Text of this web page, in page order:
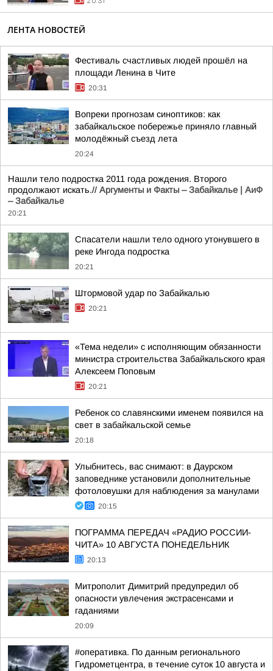
ЛЕНТА НОВОСТЕЙ
Фестиваль счастливых людей прошёл на
площади Ленина в Чите
20:31
Вопреки прогнозам синоптиков: как
забайкальское побережье приняло главный
молодёжный съезд лета
20:24
Нашли тело подростка 2011 года рождения. Второго
продолжают искать.// Аргументы и Факты – Забайкалье | АиФ
– Забайкалье
20:21
Спасатели нашли тело одного утонувшего в
реке Ингода подростка
20:21
Штормовой удар по Забайкалью
20:21
«Тема недели» с исполняющим обязанности
министра строительства Забайкальского края
Алексеем Поповым
20:21
Ребенок со славянскими именем появился на
свет в забайкальской семье
20:18
Улыбнитесь, вас снимают: в Даурском
заповеднике установили дополнительные
фотоловушки для наблюдения за манулами
20:15
ПОГРАММА ПЕРЕДАЧ «РАДИО РОССИИ-
ЧИТА» 10 АВГУСТА ПОНЕДЕЛЬНИК
20:13
Митрополит Димитрий предупредил об
опасности увлечения экстрасенсами и
гаданиями
20:09
#оперативка. По данным регионального
Гидрометцентра, в течение суток 10 августа и